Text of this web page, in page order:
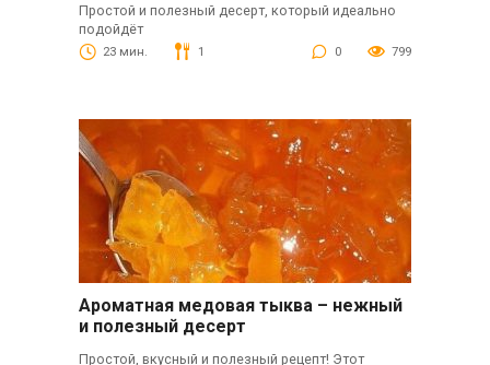
Простой и полезный десерт, который идеально
подойдёт
23 мин. 1 0 799
Ароматная медовая тыква – нежный
и полезный десерт
Простой, вкусный и полезный рецепт! Этот